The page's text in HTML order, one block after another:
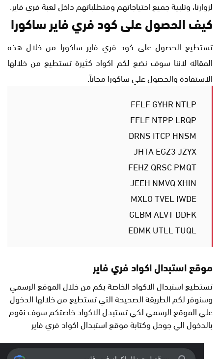
لزوارنا، وتلبية جميع احتياجاتهم ومتطلباتهم داخل لعبة فري فاير.
كيف الحصول على كود فري فاير ساكورا
تستطيع الحصول على كود فري فاير ساكورا من خلال هذه
المقاله لاننا سوف نضع لكم اكواد كثيرة تستطيع من خلالها
الاستفادة والحصول علي ساكورا مجاناً.
FFLF GYHR NTLP
FFLF NTPP LRQP
DRNS ITCP HNSM
JHTA EGZ3 JZYX
FEHZ QRSC PMQT
JEEH NMVQ XHIN
MXLO TVEL IWDE
GLBM ALVT DDFK
EDMK UTLL TUQL
موقع استبدال اكواد فري فاير
تستطيع استبدال الاكواد الخاصة بكم من خلال الموقع الرسمي
وسنوفر لكم الطريقة الصحيحة التي تستطيع من خلالها الدخول
علي الموقع الرسمي لكي تستبدل الاكواد خاصتكم سوف نقوم
بالدخول الي جوحل وكتابة موقع استبدال اكواد فري فاير